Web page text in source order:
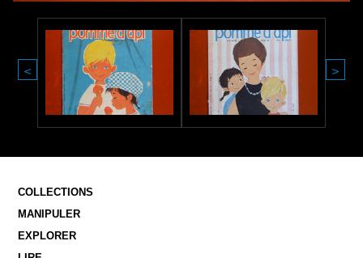
< >
COLLECTIONS
MANIPULER
EXPLORER